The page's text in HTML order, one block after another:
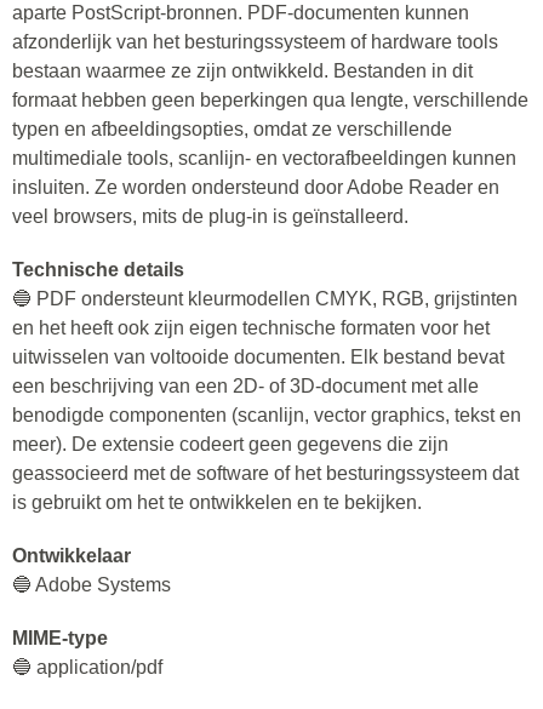
aparte PostScript-bronnen. PDF-documenten kunnen
afzonderlijk van het besturingssysteem of hardware tools
bestaan waarmee ze zijn ontwikkeld. Bestanden in dit
formaat hebben geen beperkingen qua lengte, verschillende
typen en afbeeldingsopties, omdat ze verschillende
multimediale tools, scanlijn- en vectorafbeeldingen kunnen
insluiten. Ze worden ondersteund door Adobe Reader en
veel browsers, mits de plug-in is geïnstalleerd.
Technische details
🔵 PDF ondersteunt kleurmodellen CMYK, RGB, grijstinten
en het heeft ook zijn eigen technische formaten voor het
uitwisselen van voltooide documenten. Elk bestand bevat
een beschrijving van een 2D- of 3D-document met alle
benodigde componenten (scanlijn, vector graphics, tekst en
meer). De extensie codeert geen gegevens die zijn
geassocieerd met de software of het besturingssysteem dat
is gebruikt om het te ontwikkelen en te bekijken.
Ontwikkelaar
🔵 Adobe Systems
MIME-type
🔵 application/pdf